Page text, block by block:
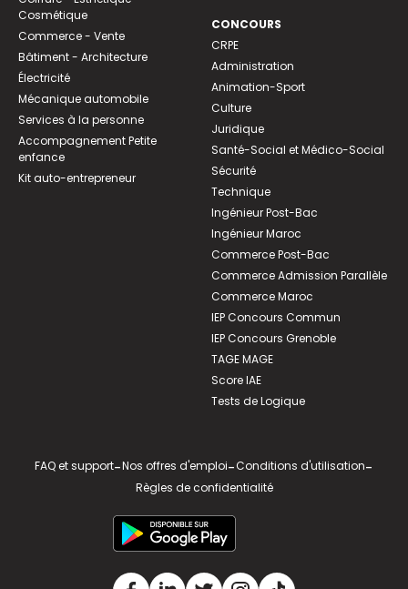
Cosmétique
Commerce - Vente
Bâtiment - Architecture
Électricité
Mécanique automobile
Services à la personne
Accompagnement Petite
enfance
Kit auto-entrepreneur
CONCOURS
CRPE
Administration
Animation-Sport
Culture
Juridique
Santé-Social et Médico-Social
Sécurité
Technique
Ingénieur Post-Bac
Ingénieur Maroc
Commerce Post-Bac
Commerce Admission Parallèle
Commerce Maroc
IEP Concours Commun
IEP Concours Grenoble
TAGE MAGE
Score IAE
Tests de Logique
FAQ et support-Nos offres d'emploi-Conditions d'utilisation-
Règles de confidentialité